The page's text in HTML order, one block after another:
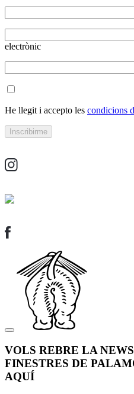
electrònic
He llegit i accepto les condicions
VOLS REBRE LA
FINESTRES DE
AQUÍ